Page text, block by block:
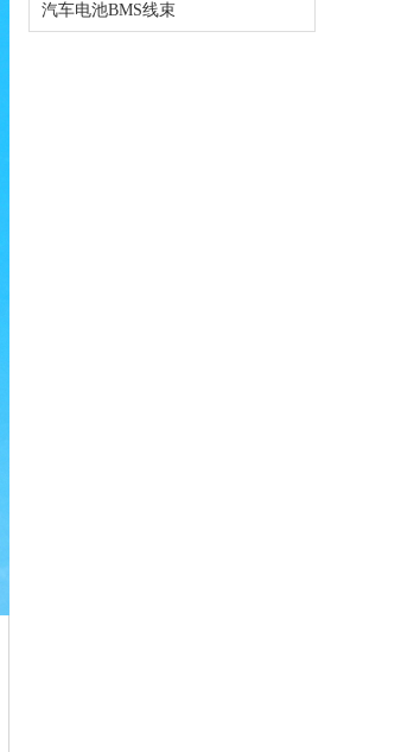
汽车电池BMS线束